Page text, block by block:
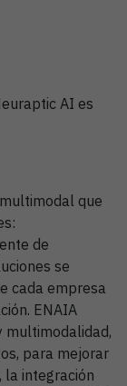
AI es
que
de
se
cada empresa
ENAIA
multimodalidad,
para mejorar
la integración